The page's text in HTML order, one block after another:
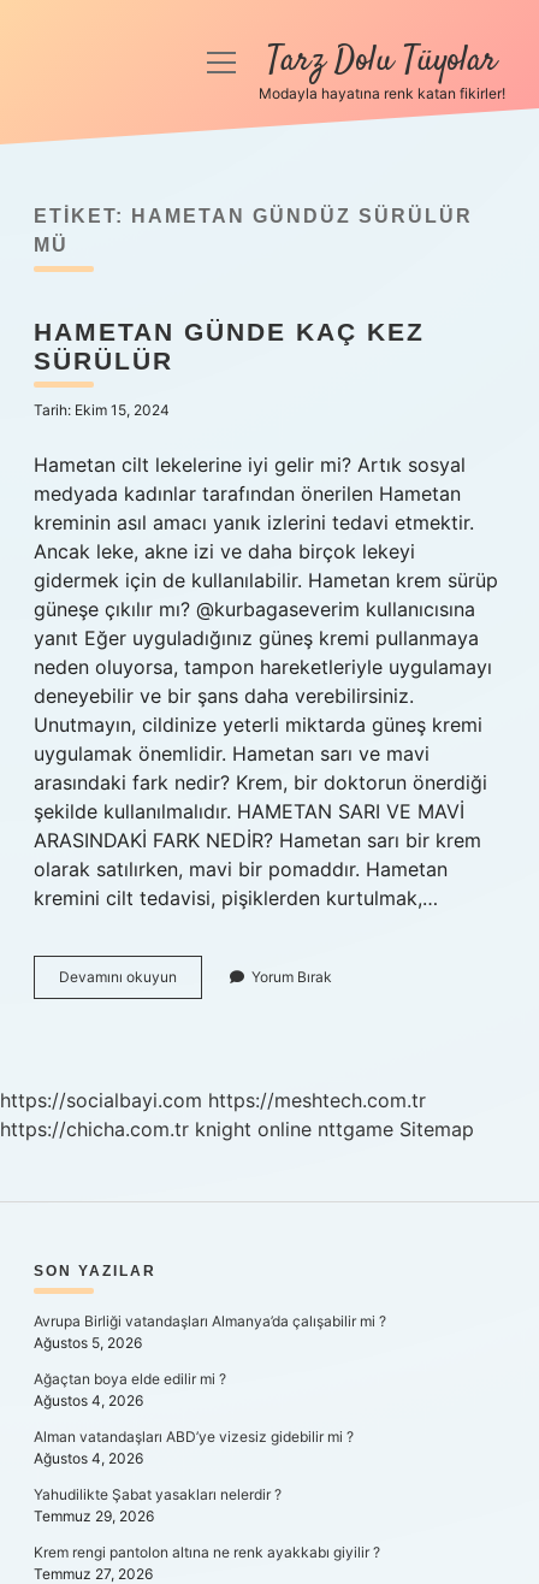
Anasayfa
Yasal Uyarı
menüyüTarz Dolu Tüyolar
Modayla hayatına renk katan fikirler!
ETIKET:
HAMETAN GÜNDÜZ SÜRÜLÜR
MÜ
HAMETAN GÜNDE KAÇ KEZ
SÜRÜLÜR
Tarih: Ekim 15, 2024
Hametan cilt lekelerine iyi gelir mi? Artık sosyal
medyada kadınlar tarafından önerilen Hametan
kreminin asıl amacı yanık izlerini tedavi etmektir.
Ancak leke, akne izi ve daha birçok lekeyi
gidermek için de kullanılabilir. Hametan krem sürüp
güneşe çıkılır mı? @kurbagaseverim kullanıcısına
yanıt Eğer uyguladığınız güneş kremi pullanmaya
neden oluyorsa, tampon hareketleriyle uygulamayı
deneyebilir ve bir şans daha verebilirsiniz.
Unutmayın, cildinize yeterli miktarda güneş kremi
uygulamak önemlidir. Hametan sarı ve mavi
arasındaki fark nedir? Krem, bir doktorun önerdiği
şekilde kullanılmalıdır. HAMETAN SARI VE MAVİ
ARASINDAKİ FARK NEDİR? Hametan sarı bir krem ​​
olarak satılırken, mavi bir pomaddır. Hametan
kremini cilt tedavisi, pişiklerden kurtulmak,…
Devamını okuyun Hametan
Günde
Yorum Bırak
https://socialbayi.com https://meshtech.com.tr
https://chicha.com.tr knight online nttgame Sitemap
SIDEBAR
SON YAZILAR
Avrupa Birliği vatandaşları Almanya’da çalışabilir mi ?
Ağustos 5, 2026
Ağaçtan boya elde edilir mi ?
Ağustos 4, 2026
Alman vatandaşları ABD’ye vizesiz gidebilir mi ?
Ağustos 4, 2026
Yahudilikte Şabat yasakları nelerdir ?
Temmuz 29, 2026
Krem rengi pantolon altına ne renk ayakkabı giyilir ?
Temmuz 27, 2026